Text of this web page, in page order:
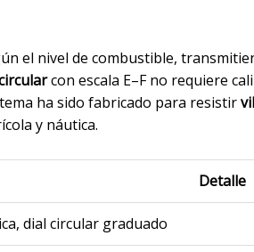
el nivel de combustible,
con escala E–F no requiere
ha sido fabricado para resistir
y náutica.
Detalle
dial circular graduado